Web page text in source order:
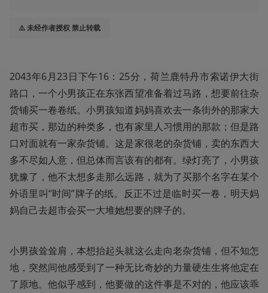
⚠️ 未经作者授权 禁止转载
2043年6月23日下午16：25分，荷兰鹿特丹市索诺伊大街
路口，一个小男孩正在东张西望准备着过马路，想要前往杂
货铺买一卷卷纸。小男孩知道妈妈喜欢去一条街外的那家大
超市买，那边的种类多，也有家里人习惯用的那款；但是路
口对面就有一家杂货铺。这是家很老的杂货铺，卖的东西大
多不尽如人意，但总体而言该有的都有。绿灯亮了，小男孩
犹豫了，他不太想多走那么远路，就为了买那个名字在某个
外语里叫“时间”牌子的纸。反正不过是临时买一卷，明天妈
妈自己去超市会买一大堆她想要的牌子的。
小男孩耸耸肩，本想抬起头就这么走向老杂货铺，但不知怎
地，突然间他感受到了一种无比奇妙的力量硬生生将他定在
了原地。他似乎感到，他要做的这件事是不对的，他应该乖